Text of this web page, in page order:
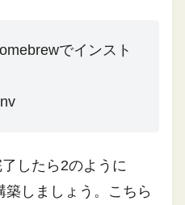
でインスト
したら2のように
しましょう。こちら